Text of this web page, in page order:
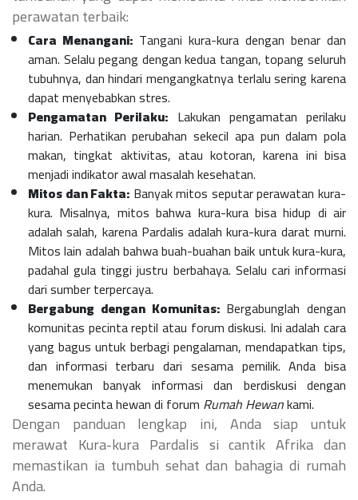
perawatan terbaik:
Cara Menangani: Tangani kura-kura dengan benar dan
aman. Selalu pegang dengan kedua tangan, topang seluruh
tubuhnya, dan hindari mengangkatnya terlalu sering karena
dapat menyebabkan stres.
Pengamatan Perilaku: Lakukan pengamatan perilaku
harian. Perhatikan perubahan sekecil apa pun dalam pola
makan, tingkat aktivitas, atau kotoran, karena ini bisa
menjadi indikator awal masalah kesehatan.
Mitos dan Fakta: Banyak mitos seputar perawatan kura-
kura. Misalnya, mitos bahwa kura-kura bisa hidup di air
adalah salah, karena Pardalis adalah kura-kura darat murni.
Mitos lain adalah bahwa buah-buahan baik untuk kura-kura,
padahal gula tinggi justru berbahaya. Selalu cari informasi
dari sumber terpercaya.
Bergabung dengan Komunitas:Bergabunglah dengan
komunitas pecinta reptil atau forum diskusi. Ini adalah cara
yang bagus untuk berbagi pengalaman, mendapatkan tips,
dan informasi terbaru dari sesama pemilik. Anda bisa
menemukan banyak informasi dan berdiskusi dengan
sesama pecinta hewan di forum Rumah Hewankami.
Dengan panduan lengkap ini, Anda siap untuk
merawat Kura-kura Pardalis si cantik Afrika dan
memastikan ia tumbuh sehat dan bahagia di rumah
Anda.